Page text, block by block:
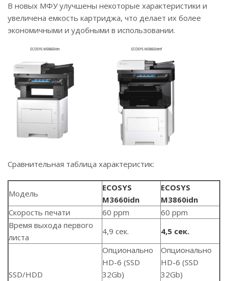
В новых МФУ улучшены некоторые характеристики и
увеличена емкость картриджа, что делает их более
экономичными и удобными в использовании.
Сравнительная таблица характеристик:
Модель
ECOSYS
M3660idn
ECOSYS
M3860idn
Скорость печати
60 ppm
60 ppm
Время выхода первого
листа
4,9 сек. 4,5 сек.
SSD/HDD
Опционально
HD-6 (SSD
32Gb)
Опционально
HD-6 (SSD
32Gb)